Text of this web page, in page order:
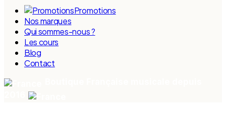
Promotions
Nos marques
Qui sommes-nous ?
Les cours
Blog
Contact